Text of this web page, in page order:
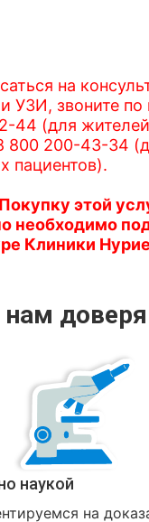
на
и УЗИ, звоните
44 (для
800 200-43-34
пациентов).
этой
необходимо
Клиники
наукой
на